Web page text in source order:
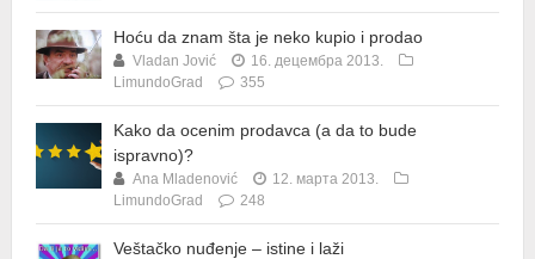
Hoću da znam šta je neko kupio i prodao
Vladan Jović
16. децембра 2013.
LimundoGrad
355
Kako da ocenim prodavca (a da to bude
ispravno)?
Ana Mladenović
12. марта 2013.
LimundoGrad
248
Veštačko nuđenje – istine i laži